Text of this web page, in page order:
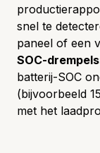
snel te
paneel of een
SOC-
batterij-SOC
(bijvoorbeeld
met het